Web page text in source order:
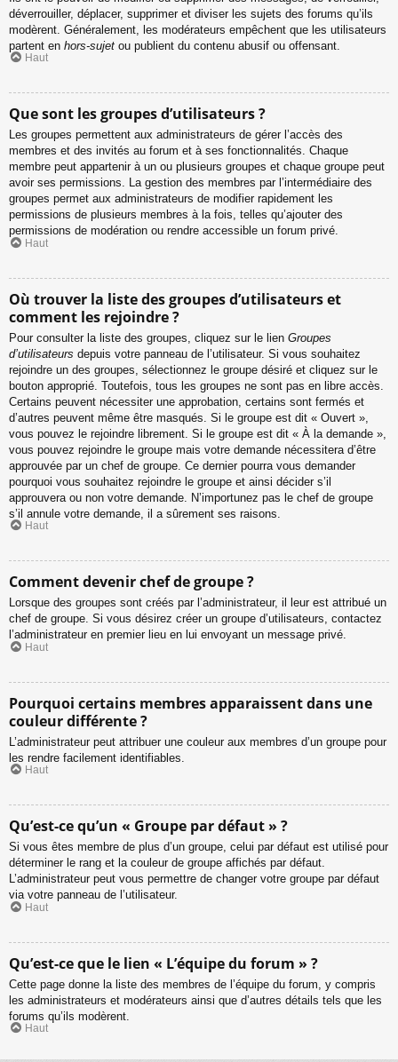
déverrouiller, déplacer, supprimer et diviser les sujets des forums qu’ils
modèrent. Généralement, les modérateurs empêchent que les utilisateurs
partent en hors-sujet ou publient du contenu abusif ou offensant.
Haut
Que sont les groupes d’utilisateurs ?
Les groupes permettent aux administrateurs de gérer l’accès des
membres et des invités au forum et à ses fonctionnalités. Chaque
membre peut appartenir à un ou plusieurs groupes et chaque groupe peut
avoir ses permissions. La gestion des membres par l’intermédiaire des
groupes permet aux administrateurs de modifier rapidement les
permissions de plusieurs membres à la fois, telles qu’ajouter des
permissions de modération ou rendre accessible un forum privé.
Haut
Où trouver la liste des groupes d’utilisateurs et
comment les rejoindre ?
Pour consulter la liste des groupes, cliquez sur le lien Groupes
d’utilisateurs depuis votre panneau de l’utilisateur. Si vous souhaitez
rejoindre un des groupes, sélectionnez le groupe désiré et cliquez sur le
bouton approprié. Toutefois, tous les groupes ne sont pas en libre accès.
Certains peuvent nécessiter une approbation, certains sont fermés et
d’autres peuvent même être masqués. Si le groupe est dit « Ouvert »,
vous pouvez le rejoindre librement. Si le groupe est dit « À la demande »,
vous pouvez rejoindre le groupe mais votre demande nécessitera d’être
approuvée par un chef de groupe. Ce dernier pourra vous demander
pourquoi vous souhaitez rejoindre le groupe et ainsi décider s’il
approuvera ou non votre demande. N’importunez pas le chef de groupe
s’il annule votre demande, il a sûrement ses raisons.
Haut
Comment devenir chef de groupe ?
Lorsque des groupes sont créés par l’administrateur, il leur est attribué un
chef de groupe. Si vous désirez créer un groupe d’utilisateurs, contactez
l’administrateur en premier lieu en lui envoyant un message privé.
Haut
Pourquoi certains membres apparaissent dans une
couleur différente ?
L’administrateur peut attribuer une couleur aux membres d’un groupe pour
les rendre facilement identifiables.
Haut
Qu’est-ce qu’un « Groupe par défaut » ?
Si vous êtes membre de plus d’un groupe, celui par défaut est utilisé pour
déterminer le rang et la couleur de groupe affichés par défaut.
L’administrateur peut vous permettre de changer votre groupe par défaut
via votre panneau de l’utilisateur.
Haut
Qu’est-ce que le lien « L’équipe du forum » ?
Cette page donne la liste des membres de l’équipe du forum, y compris
les administrateurs et modérateurs ainsi que d’autres détails tels que les
forums qu’ils modèrent.
Haut